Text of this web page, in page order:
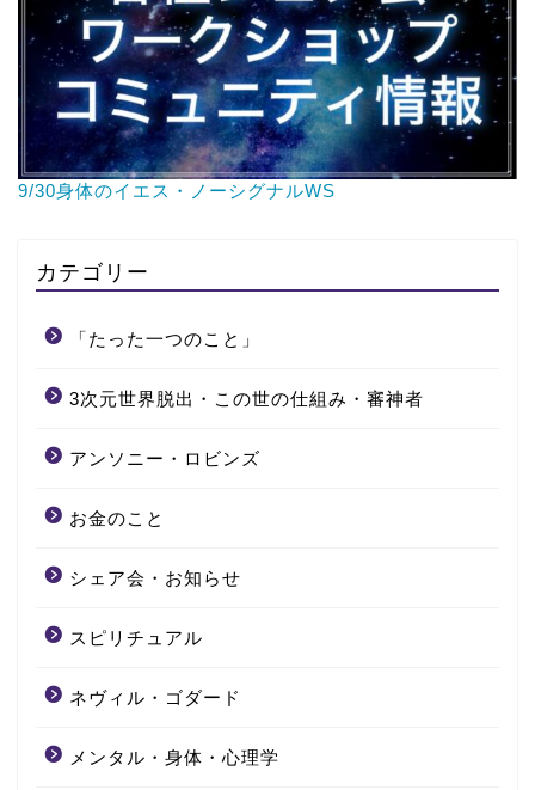
9/30身体のイエス・ノーシグナルWS
カテゴリー
「たった一つのこと」
3次元世界脱出・この世の仕組み・審神者
アンソニー・ロビンズ
お金のこと
シェア会・お知らせ
スピリチュアル
ネヴィル・ゴダード
メンタル・身体・心理学